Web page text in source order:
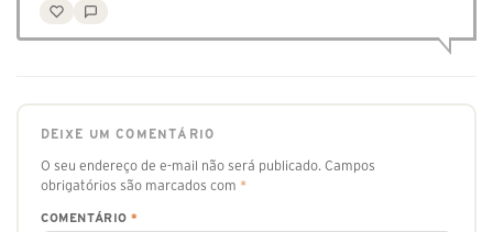
DEIXE UM COMENTÁRIO
O seu endereço de e-mail não será publicado. Campos
obrigatórios são marcados com *
COMENTÁRIO *